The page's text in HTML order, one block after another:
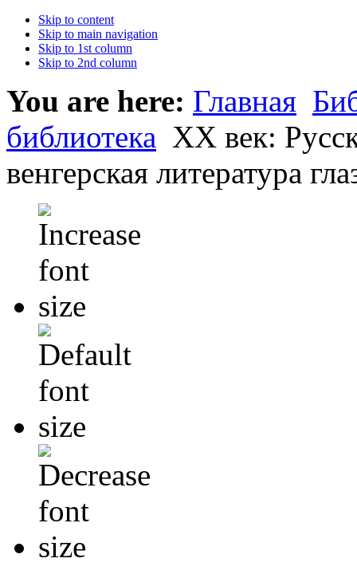
Skip to content
Skip to main navigation
Skip to 1st column
Skip to 2nd column
You are here: Главная
библиотека XX век:
венгерская литература